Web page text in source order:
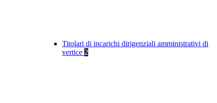
Titolari di incarichi dirigenziali amministrativi di
vertice 2